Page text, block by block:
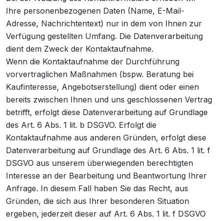
Ihre personenbezogenen Daten (Name, E-Mail-
Adresse, Nachrichtentext) nur in dem von Ihnen zur
Verfügung gestellten Umfang. Die Datenverarbeitung
dient dem Zweck der Kontaktaufnahme.
Wenn die Kontaktaufnahme der Durchführung
vorvertraglichen Maßnahmen (bspw. Beratung bei
Kaufinteresse, Angebotserstellung) dient oder einen
bereits zwischen Ihnen und uns geschlossenen Vertrag
betrifft, erfolgt diese Datenverarbeitung auf Grundlage
des Art. 6 Abs. 1 lit. b DSGVO. Erfolgt die
Kontaktaufnahme aus anderen Gründen, erfolgt diese
Datenverarbeitung auf Grundlage des Art. 6 Abs. 1 lit. f
DSGVO aus unserem überwiegenden berechtigten
Interesse an der Bearbeitung und Beantwortung Ihrer
Anfrage. In diesem Fall haben Sie das Recht, aus
Gründen, die sich aus Ihrer besonderen Situation
ergeben, jederzeit dieser auf Art. 6 Abs. 1 lit. f DSGVO